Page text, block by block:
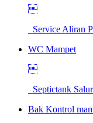

Service Aliran
WC Mampet

Septictank
Bak Kontrol